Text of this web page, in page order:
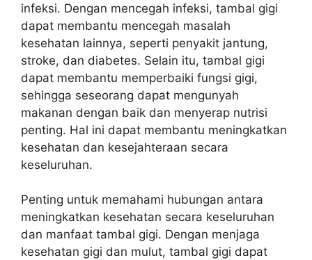
infeksi. Dengan mencegah infeksi, tambal gigi
dapat membantu mencegah masalah
kesehatan lainnya, seperti penyakit jantung,
stroke, dan diabetes. Selain itu, tambal gigi
dapat membantu memperbaiki fungsi gigi,
sehingga seseorang dapat mengunyah
makanan dengan baik dan menyerap nutrisi
penting. Hal ini dapat membantu meningkatkan
kesehatan dan kesejahteraan secara
keseluruhan.
Penting untuk memahami hubungan antara
meningkatkan kesehatan secara keseluruhan
dan manfaat tambal gigi. Dengan menjaga
kesehatan gigi dan mulut, tambal gigi dapat